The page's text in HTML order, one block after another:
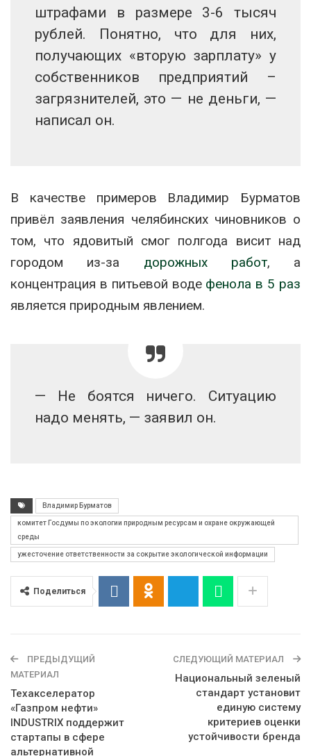
штрафами в размере 3-6 тысяч
рублей. Понятно, что для них,
получающих «вторую зарплату» у
собственников предприятий –
загрязнителей, это — не деньги, —
написал он.
В качестве примеров Владимир Бурматов
привёл заявления челябинских чиновников о
том, что ядовитый смог полгода висит над
городом из-за дорожных работ, а
концентрация в питьевой воде фенола в 5 раз
является природным явлением.
— Не боятся ничего. Ситуацию
надо менять, — заявил он.
Владимир Бурматов
комитет Госдумы по экологии природным ресурсам и охране окружающей
среды
ужесточение ответственности за сокрытие экологической информации
Поделиться
ПРЕДЫДУЩИЙ
МАТЕРИАЛ
Техакселератор
«Газпром нефти»
INDUSTRIX поддержит
стартапы в сфере
альтернативной
СЛЕДУЮЩИЙ МАТЕРИАЛ
Национальный зеленый
стандарт установит
единую систему
критериев оценки
устойчивости бренда